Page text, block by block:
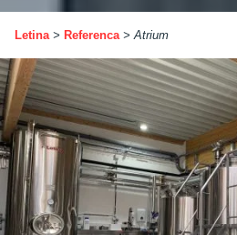
Letina> Referenca>Atrium